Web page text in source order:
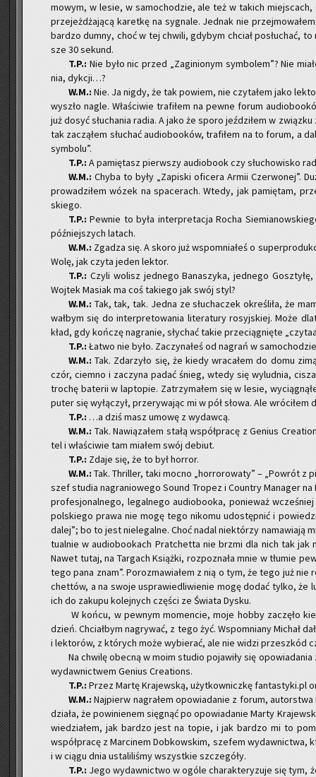
mo­wym, w lesie, w sa­mo­cho­dzie, ale też w ta­kich miej­scach,
prze­jeż­dża­ją­cą ka­ret­kę na sy­gna­le. Jed­nak nie
bar­dzo dumny, choć w tej chwi­li, gdy­bym chciał po­słu­chać,
sze 30 se­kund.
T.P.: Nie było nic przed „Za­gi­nio­nym sym­bo­lem”? Nie
nia, dyk­cji…?
W.M.: Nie. Ja nigdy, że tak po­wiem, nie czy­ta­łem jako
wy­szło nagle. Wła­ści­wie tra­fi­łem na pewne forum
już dosyć słu­cha­nia radia. A jako że sporo jeź­dzi­łem w
tak za­czą­łem słu­chać au­dio­bo­oków, tra­fi­łem na to forum, a
sym­bo­lu”.
T.P.: A pa­mię­tasz pierw­szy au­dio­bo­ok czy słu­cho­wi­sko
W.M.: Chyba to były „Za­pi­ski ofi­ce­ra Armii Czer­wo­nej”.
pro­wa­dzi­łem wózek na spa­ce­rach. Wtedy, jak pa­mię­tam,
skie­go.
T.P.:Pew­nie to była in­ter­pre­ta­cja Rocha
póź­niej­szych la­tach.
W.M.: Zga­dza się. A skoro już wspo­mnia­łeś o
Wolę, jak czyta jeden lek­tor.
T.P.: Czyli wo­lisz jed­ne­go Ba­na­szy­ka, jed­ne­go
Woj­tek Ma­siak ma coś ta­kie­go jak swój styl?
W.M.: Tak, tak, tak. Jedna ze słu­cha­czek okre­śli­ła, że
wał­bym się do in­ter­pre­to­wa­nia li­te­ra­tu­ry ro­syj­skiej. Może
kład, gdy koń­czę na­gra­nie, sły­chać takie prze­cią­gnię­te
T.P.: Łatwo nie było. Za­czy­na­łeś od na­grań w
W.M.: Tak. Zda­rzy­ło się, że kiedy wra­ca­łem do domu
czór, ciem­no i za­czy­na padać śnieg, wtedy się wy­lud­nia,
tro­chę ba­te­rii w lap­to­pie. Za­trzy­ma­łem się w lesie,
pu­ter się wy­łą­czył, prze­ry­wa­jąc mi w pół słowa. Ale
T.P.: …a dziś masz umowę z wy­daw­cą.
W.M.: Tak. Na­wią­za­łem stałą współ­pra­cę z Ge­nius
tel i wła­ści­wie tam mia­łem swój de­biut.
T.P.: Zdaje się, że to był hor­ror.
W.M.: Tak. Thril­ler, taki mocno „hor­ro­ro­wa­ty” – „Po­wrót z
szef stu­dia na­gra­nio­we­go Sound Tro­pez i Co­un­try Ma­na­ger
pro­fe­sjo­nal­ne­go, le­gal­ne­go au­dio­bo­oka, po­nie­waż
pol­skie­go prawa nie mogę tego ni­ko­mu udo­stęp­nić i
dalej”; bo to jest nie­le­gal­ne. Choć nadal nie­któ­rzy na­ma­wia­ją
tu­al­nie w au­dio­bo­okach Prat­chet­ta nie brzmi dla nich tak jak
Nawet tutaj, na Tar­gach Książ­ki, roz­po­zna­ła mnie w tłu­mie
tego pana znam”. Po­roz­ma­wia­łem z nią o tym, że tego już
chet­tów, a na swoje uspra­wie­dli­wie­nie mogę dodać tylko, że
ich do za­ku­pu ko­lej­nych czę­ści ze Świa­ta Dysku.
W końcu, w pew­nym mo­men­cie, moje hobby za­czę­ło
dzień. Chciał­bym na­gry­wać, z tego żyć. Wspo­mnia­ny Mi­chał
i lek­to­rów, z któ­rych może wy­bie­rać, ale nie widzi prze­szkód
Na chwi­lę obec­ną w moim stu­dio po­ja­wi­ły się
wy­daw­nic­twem Ge­nius Cre­ations.
T.P.: Przez Martę Kra­jew­ską, użyt­kow­nicz­kę fantastyki.pl
W.M.: Naj­pierw na­gra­łem opo­wia­da­nie z forum,
dzia­ła, że po­wi­nie­nem się­gnąć po opo­wia­da­nie Marty
wie­dzia­łem, jak bar­dzo jest na topie, i jak bar­dzo mi to
współ­pra­cę z Mar­ci­nem Do­bkow­skim, sze­fem wy­daw­nic­twa,
i w ciągu dnia usta­li­li­śmy wszyst­kie szcze­gó­ły.
T.P.: Jego wy­daw­nic­two w ogóle cha­rak­te­ry­zu­je się tym,